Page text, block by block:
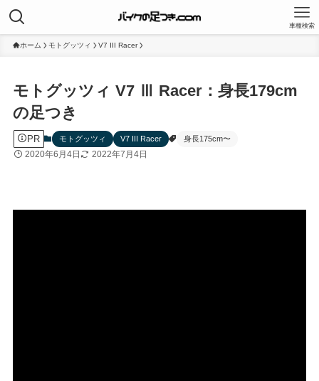
車種検索
ホーム モトグッツィ V7 III Racer
モトグッツィ V7 Ⅲ Racer：身長179cm
の足つき
PR モトグッツィ V7 III Racer 身長175cm〜
2020年6月4日 2022年7月4日